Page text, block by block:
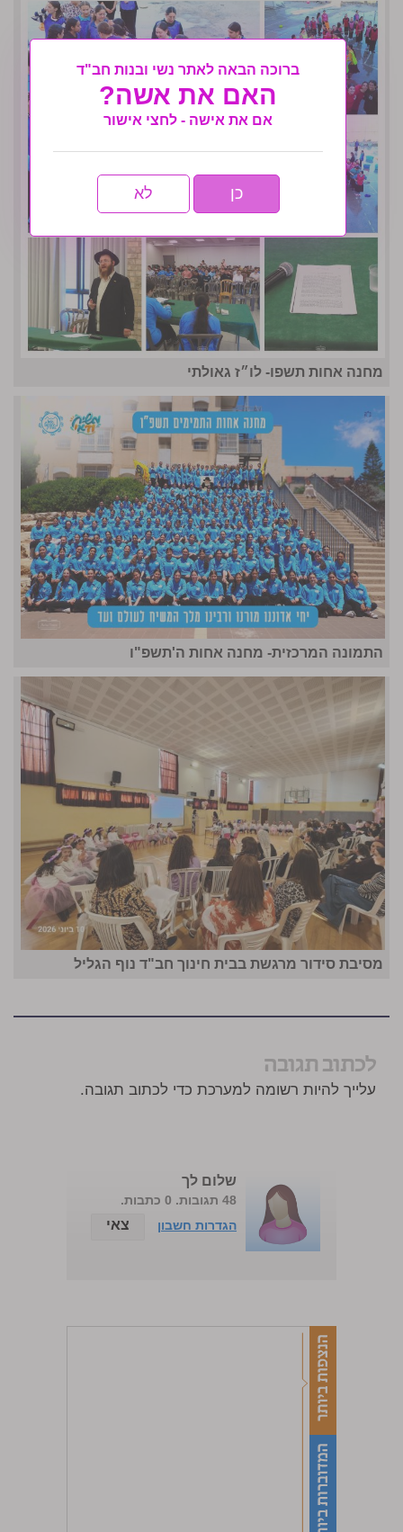
מחנה אחות תשפו- לו״ז גאולתי
התמונה המרכזית- מחנה אחות ה'תשפ"ו
מסיבת סידור מרגשת בבית חינוך חב"ד נוף הגליל
לכתוב תגובה
עלייך להיות רשומה למערכת כדי לכתוב תגובה.
שלום לך
48 תגובות. 0 כתבות.
הגדרות חשבון
צאי
ברוכה הבאה לאתר נשי ובנות חב"ד
האם את אשה?
אם את אישה - לחצי אישור
כן לא